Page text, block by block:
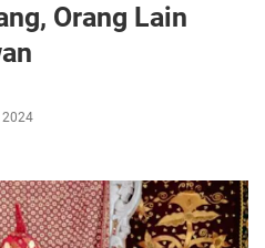
Orang Lain
2024